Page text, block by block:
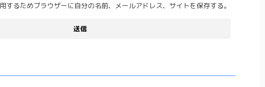
するためブラウザーに自分の名前、メールアドレス、サイトを保存する。